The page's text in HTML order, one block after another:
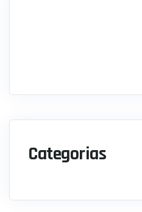
Categorias